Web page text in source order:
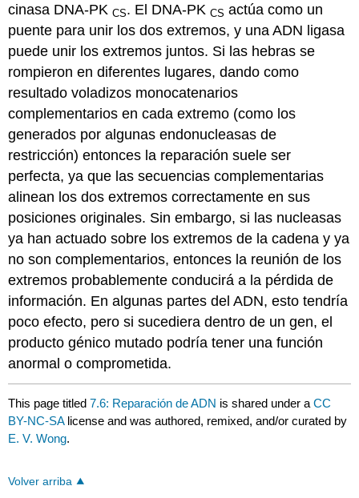
cinasa DNA-PKCS. El DNA-PKCS actúa como un
puente para unir los dos extremos, y una ADN ligasa
puede unir los extremos juntos. Si las hebras se
rompieron en diferentes lugares, dando como
resultado voladizos monocatenarios
complementarios en cada extremo (como los
generados por algunas endonucleasas de
restricción) entonces la reparación suele ser
perfecta, ya que las secuencias complementarias
alinean los dos extremos correctamente en sus
posiciones originales. Sin embargo, si las nucleasas
ya han actuado sobre los extremos de la cadena y ya
no son complementarios, entonces la reunión de los
extremos probablemente conducirá a la pérdida de
información. En algunas partes del ADN, esto tendría
poco efecto, pero si sucediera dentro de un gen, el
producto génico mutado podría tener una función
anormal o comprometida.
This page titled7.6: Reparación de ADN is shared under aCC
BY-NC-SA license and was authored, remixed, and/or curated by
E. V. Wong.
Volver arriba